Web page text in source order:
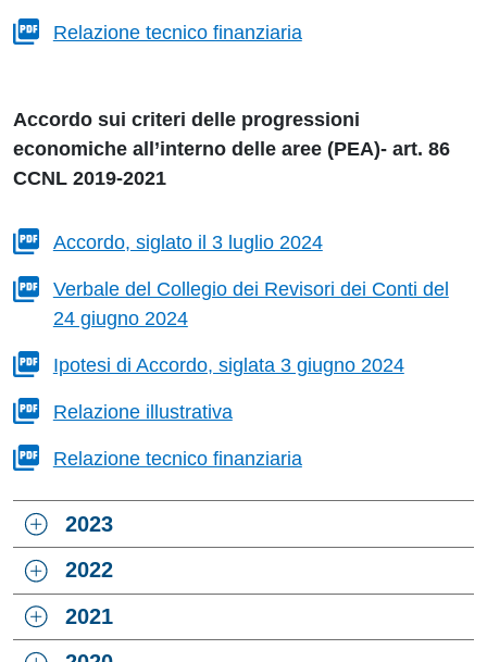
Relazione tecnico finanziaria
Accordo sui criteri delle progressioni
economiche all’interno delle aree (PEA)- art. 86
CCNL 2019-2021
Accordo, siglato il 3 luglio 2024
Verbale del Collegio dei Revisori dei Conti del
24 giugno 2024
Ipotesi di Accordo, siglata 3 giugno 2024
Relazione illustrativa
Relazione tecnico finanziaria
2023
2022
2021